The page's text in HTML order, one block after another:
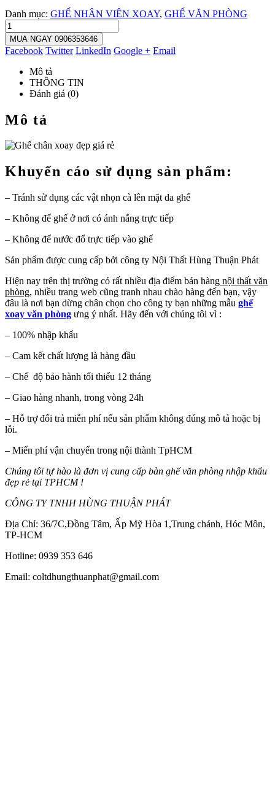
Danh mục: GHẾ NHÂN VIÊN XOAY, GHẾ VĂN PHÒNG
MUA NGAY 0906353646
Facebook Twitter LinkedIn Google + Email
Mô tả
THÔNG TIN
Đánh giá (0)
Mô tả
Khuyến cáo sử dụng sản phẩm:
– Tránh sử dụng các vật nhọn cà lên mặt da ghế
– Không để ghế ở nơi có ánh nắng trực tiếp
– Không để nước đổ trực tiếp vào ghế
Sản phẩm được cung cấp bởi công ty Nội Thất Hùng Thuận Phát
Hiện nay trên thị trường có rất nhiều địa điểm bán hàng nội thất văn
phòng, nhiều trang web cũng tranh nhau chào hàng đến bạn, vậy
đâu là nơi bạn dừng chân chọn cho công ty bạn những mẫu ghế
xoay văn phòng ưng ý nhất. Hãy đến với chúng tôi vì :
– 100% nhập khẩu
– Cam kết chất lượng là hàng đầu
– Chế độ bảo hành tối thiểu 12 tháng
– Giao hàng nhanh, trong vòng 24h
– Hỗ trợ đổi trả miễn phí nếu sản phẩm không đúng mô tả hoặc bị
lỗi.
– Miển phí vận chuyển trong nội thành TpHCM
Chúng tôi tự hào là đơn vị cung cấp bàn ghế văn phòng nhập khẩu
đẹp rẻ tại TPHCM !
CÔNG TY TNHH HÙNG THUẬN PHÁT
Địa Chỉ: 36/7C,Đồng Tâm, Ấp Mỹ Hòa 1,Trung chánh, Hóc Môn,
TP-HCM
Hotline: 0939 353 646
Email: coltdhungthuanphat@gmail.com